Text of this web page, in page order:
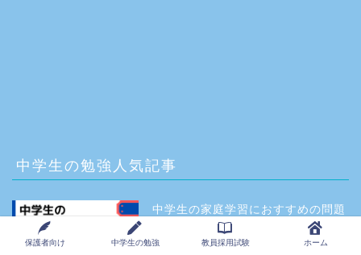
中学生の勉強人気記事
中学生の家庭学習におすすめの問題
集10選【学年・目的別に元教員が厳
選】
保護者向け 中学生の勉強 教員採用試験 ホーム